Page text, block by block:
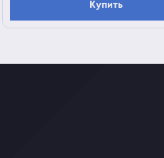
Купить